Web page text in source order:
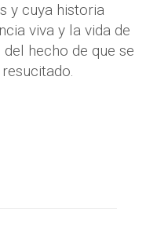
y cuya historia
viva y la vida de
hecho de que se